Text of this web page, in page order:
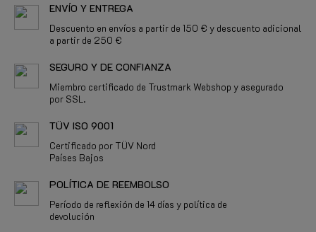
ENVÍO Y ENTREGA
Descuento en envíos a partir de 150 € y descuento adicional
a partir de 250 €
SEGURO Y DE CONFIANZA
Miembro certificado de Trustmark Webshop y asegurado
por SSL.
TÜV ISO 9001
Certificado por TÜV Nord
Países Bajos
POLÍTICA DE REEMBOLSO
Período de reflexión de 14 días y política de
devolución